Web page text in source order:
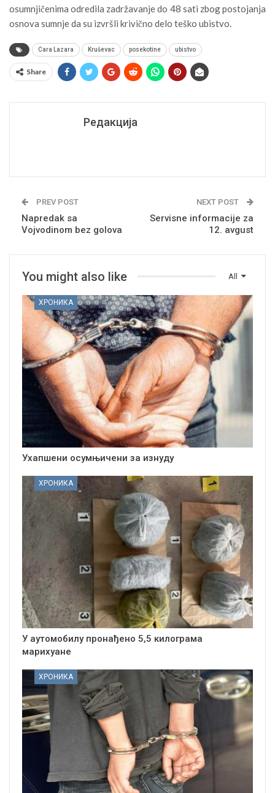
osumnjičenima odredila zadržavanje do 48 sati zbog postojanja
osnova sumnje da su izvršli krivično delo teško ubistvo.
Cara Lazara Kruševac posekotine ubistvo
Share
Редакција
PREV POST
Napredak sa
Vojvodinom bez golova
NEXT POST
Servisne informacije za
12. avgust
All
You might also like
ХРОНИКА
Ухапшени осумњичени за изнуду
ХРОНИКА
У аутомобилу пронађено 5,5 килограма
марихуане
ХРОНИКА